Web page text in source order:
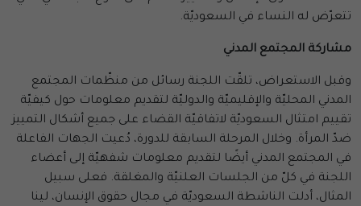
تتعرّض له النساء في السعوديّة.
مشاركة المجتمع المدني
وقبل الاستعراض، تلقّت اللجنة رسائل من منظّمات المجتمع
المدني المحليّة والإقليميّة والدوليّة لتقديم معلومات حول كيفيّة
تقييم امتثال السعوديّة لاتفاقيّة القضاء على جميع أشكال التمييز
ضدّ المرأة. وخلال المرحلة السابقة للدورة، دُعيت الجهات الفاعلة
في المجتمع المدني أيضًا لتقديم معلومات شفهيّة إلى أعضاء
اللجنة في كلّ من الجلسات العلنيّة والمغلقة. فعلى سبيل
المثال، أدلت الناشطة السعوديّة في مجال حقوق الإنسان، لينا